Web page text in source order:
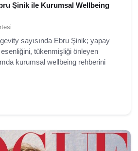
Şinik ile Kurumsal Wellbeing
sayısında Ebru Şinik; yapay
tükenmişliği önleyen
kurumsal wellbeing rehberini